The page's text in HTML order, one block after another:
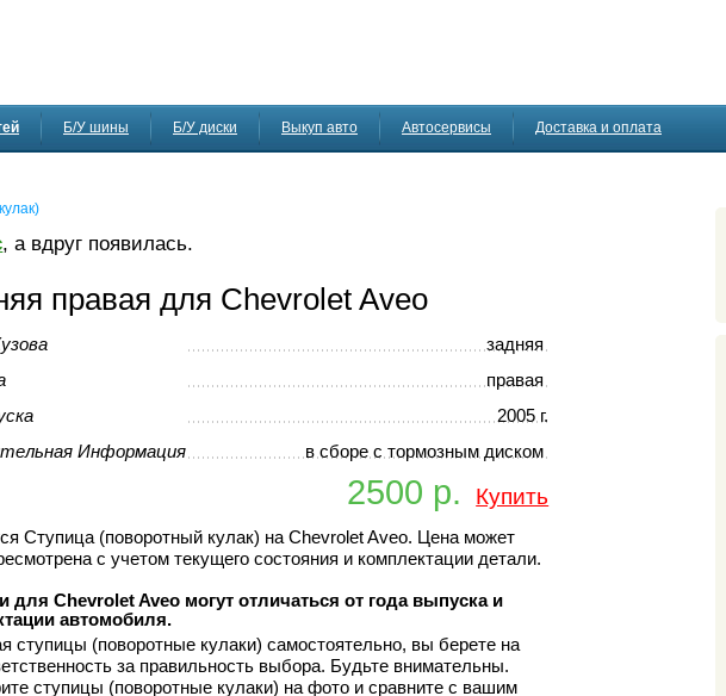
Б/У шины Б/У диски Выкуп авто Автосервисы Доставка и оплата
, а вдруг появилась.
правая для Chevrolet Aveo
задняя
правая
2005 г.
Информация
в сборе с тормозным диском
2500 р. Купить
Ступица (поворотный кулак) на Chevrolet Aveo. Цена может
с учетом текущего состояния и комплектации детали.
для Chevrolet Aveo могут отличаться от года выпуска и
автомобиля.
ступицы (поворотные кулаки) самостоятельно, вы берете на
за правильность выбора. Будьте внимательны.
ступицы (поворотные кулаки) на фото и сравните с вашим